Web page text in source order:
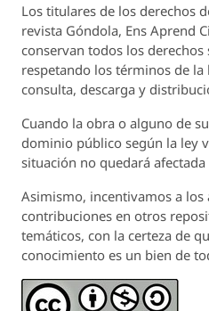
Los titulares de los derechos
revista Góndola, Ens Aprend
conservan todos los derechos
respetando los términos de la
consulta, descarga y
Cuando la obra o alguno de
dominio público según la ley
situación no quedará
Asimismo, incentivamos a los
contribuciones en otros
temáticos, con la certeza de
conocimiento es un bien de